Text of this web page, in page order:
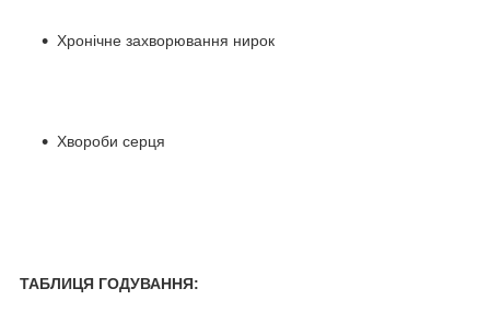
Хронічне захворювання нирок
Хвороби серця
ТАБЛИЦЯ ГОДУВАННЯ: